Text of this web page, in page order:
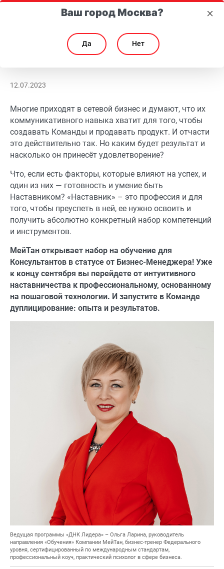
Революция в обучении Партнеров МейТан
12.07.2023
Многие приходят в сетевой бизнес и думают, что их
коммуникативного навыка хватит для того, чтобы
создавать Команды и продавать продукт. И отчасти
это действительно так. Но каким будет результат и
насколько он принесёт удовлетворение?
Что, если есть факторы, которые влияют на успех, и
один из них — готовность и умение быть
Наставником? «Наставник» – это профессия и для
того, чтобы преуспеть в ней, ее нужно освоить и
получить абсолютно конкретный набор компетенций
и инструментов.
МейТан открывает набор на обучение для
Консультантов в статусе от Бизнес-Менеджера! Уже
к концу сентября вы перейдете от интуитивного
наставничества к профессиональному, основанному
на пошаговой технологии. И запустите в Команде
дуплицирование: опыта и результатов.
Ведущая программы «ДНК Лидера» – Ольга Ларина, руководитель
направления «Обучения» Компании МейТан, бизнес-тренер Федерального
уровня, сертифицированный по международным стандартам,
профессиональный коуч, практический психолог в сфере бизнеса.
Ваш город Москва?
Да Нет